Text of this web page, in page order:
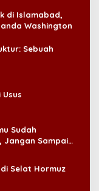
di Islamabad,
Washington
Sebuah
Sudah
Jangan Sampai
Selat Hormuz